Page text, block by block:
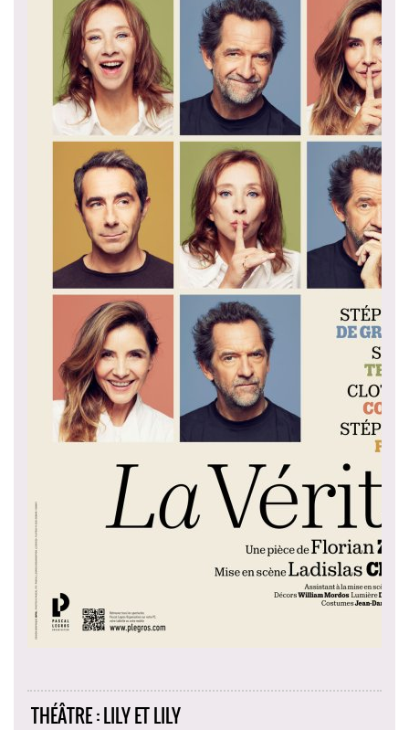
THÉÂTRE : LILY ET LILY